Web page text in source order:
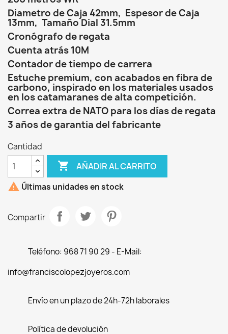
Diametro de Caja 42mm, Espesor de Caja
13mm, Tamaño Dial 31.5mm
Cronógrafo de regata
Cuenta atrás 10M
Contador de tiempo de carrera
Estuche premium, con acabados en fibra de
carbono, inspirado en los materiales usados
en los catamaranes de alta competición.
Correa extra de NATO para los días de regata
3 años de garantia del fabricante
Cantidad
 AÑADIR AL CARRITO
 Últimas unidades en stock
Compartir
Teléfono: 968 71 90 29 - E-Mail:
info@franciscolopezjoyeros.com
Envío en un plazo de 24h-72h laborales
Política de devolución